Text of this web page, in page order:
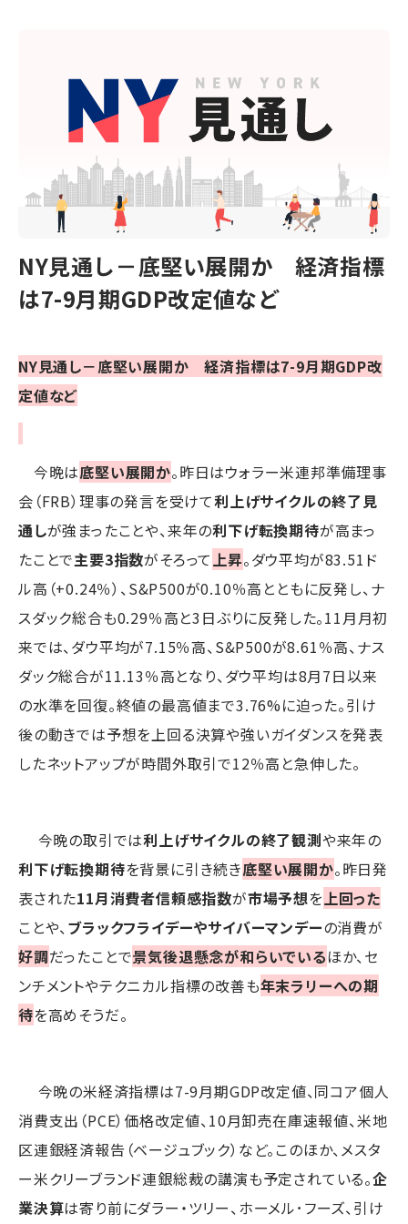
NY見通し－底堅い展開か 経済指標
は7-9月期GDP改定値など
NY見通し－底堅い展開か 経済指標は7-9月期GDP改
定値など
今晩は底堅い展開か。昨日はウォラー米連邦準備理事
会（FRB）理事の発言を受けて利上げサイクルの終了見
通しが強まったことや、来年の利下げ転換期待が高まっ
たことで主要3指数がそろって 上昇。ダウ平均が83.51ド
ル高（+0.24％）、S&P500が0.10％高とともに反発し、ナ
スダック総合も0.29％高と3日ぶりに反発した。11月月初
来では、ダウ平均が7.15％高、S&P500が8.61％高、ナス
ダック総合が11.13％高となり、ダウ平均は8月7日以来
の水準を回復。終値の最高値まで3.76%に迫った。引け
後の動きでは予想を上回る決算や強いガイダンスを発表
したネットアップが時間外取引で12％高と急伸した。
今晩の取引では利上げサイクルの終了観測や来年の
利下げ転換期待を背景に引き続き底堅い展開か。昨日発
表された11月消費者信頼感指数が市場予想を 上回った
ことや、 ブラックフライデーやサイバーマンデーの消費が
好調だったことで景気後退懸念が和らいでいるほか、セ
ンチメントやテクニカル指標の改善も年末ラリーへの期
待を高めそうだ。
今晩の米経済指標は7-9月期GDP改定値、同コア個人
消費支出（PCE）価格改定値、10月卸売在庫速報値、米地
区連銀経済報告（ベージュブック）など。このほか、メスタ
ー米クリーブランド連銀総裁の講演も予定されている。企
業決算は寄り前にダラー・ツリー、ホーメル･フーズ、引け